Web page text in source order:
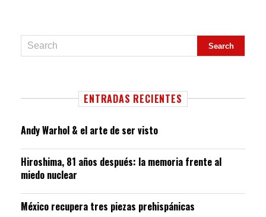
ENTRADAS RECIENTES
Andy Warhol & el arte de ser visto
Hiroshima, 81 años después: la memoria frente al
miedo nuclear
México recupera tres piezas prehispánicas